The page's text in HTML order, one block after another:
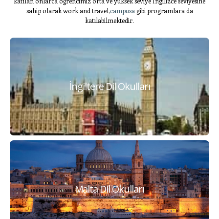
sahip olarak work and travel,campusa gibi programlara da
katılabilmektedir.
İngiltere Dil Okulları
Londra,Bristol,Cambridge
Malta Dil Okulları
Sliema,Valetta